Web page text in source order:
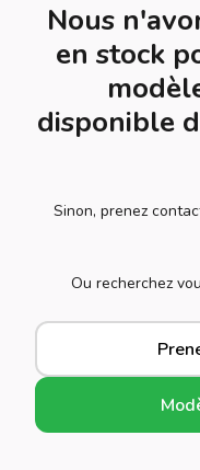
Nous
en stock
disponible
Sinon, prenez
Ou recherchez